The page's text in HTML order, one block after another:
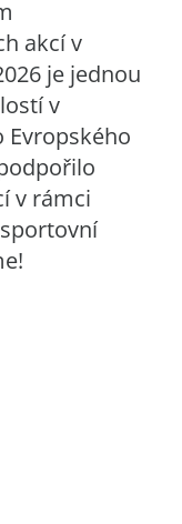
akcí v
je jednou
v
Evropského
v rámci